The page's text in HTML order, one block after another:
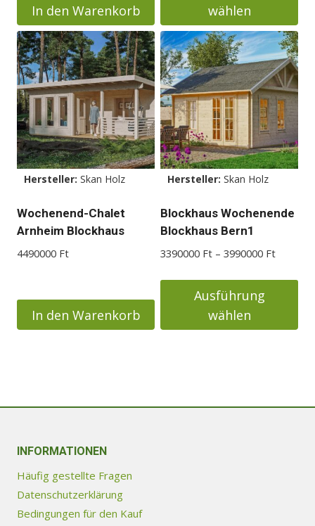
In den Warenkorb
wählen
Dieses
Produkt
weist
mehrere
Varianten
auf.
Die
Optionen
können
auf
der
gewählt
werden
Hersteller: Skan Holz
Wochenend-Chalet
Arnheim Blockhaus
4490000 Ft
In den Warenkorb
Hersteller: Skan Holz
Blockhaus Wochenende
Blockhaus Bern1
3390000 Ft – 3990000 Ft
bis
Ausführung
wählen
INFORMATIONEN
Häufig gestellte Fragen
Datenschutzerklärung
Bedingungen für den Kauf